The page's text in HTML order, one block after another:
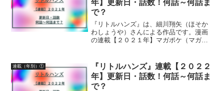
年】更新日・話数！何話～何話ま
で？
『リトルハンズ』は、細川翔矢（ほそか
わしょうや）さんによる作品です。漫画
の連載【２０２１年】マガポケ（マガジ
連載（年別）①
『リトルハンズ』連載【２０２２
年】更新日・話数！何話～何話ま
で？